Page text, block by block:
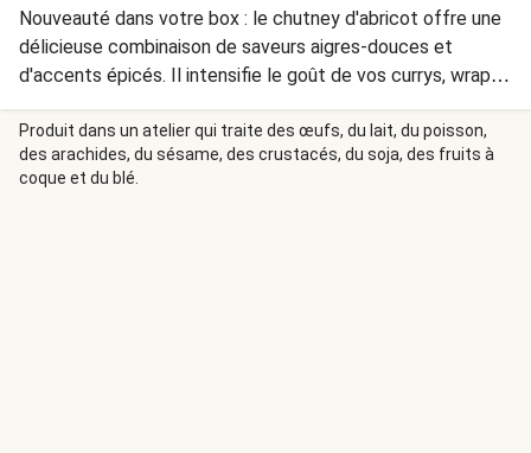
Nouveauté dans votre box : le chutney d'abricot offre une
délicieuse combinaison de saveurs aigres-douces et
d'accents épicés. Il intensifie le goût de vos currys, wraps
et sautés.
Produit dans un atelier qui traite des œufs, du lait, du poisson,
des arachides, du sésame, des crustacés, du soja, des fruits à
coque et du blé.